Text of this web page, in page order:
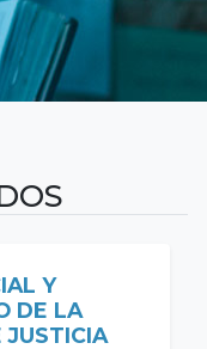
Y
DE LA
JUSTICIA